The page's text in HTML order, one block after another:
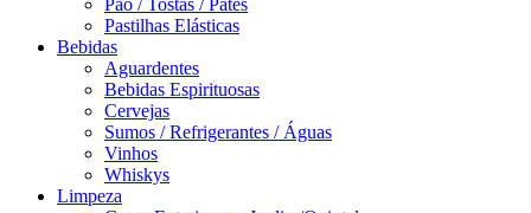
Pão / Tostas / Patés
Pastilhas Elásticas
Bebidas
Aguardentes
Bebidas Espirituosas
Cervejas
Sumos / Refrigerantes / Águas
Vinhos
Whiskys
Limpeza